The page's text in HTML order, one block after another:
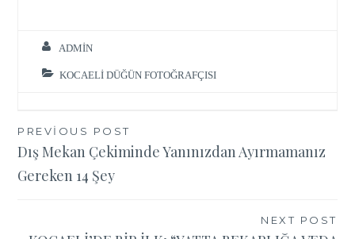
ADMIN
KOCAELI DÜĞÜN FOTOĞRAFÇISI
Yazı
gezinmesi
PREVIOUS POST
Dış Mekan Çekiminde Yanınızdan Ayırmamanız
Gereken 14 Şey
NEXT POST